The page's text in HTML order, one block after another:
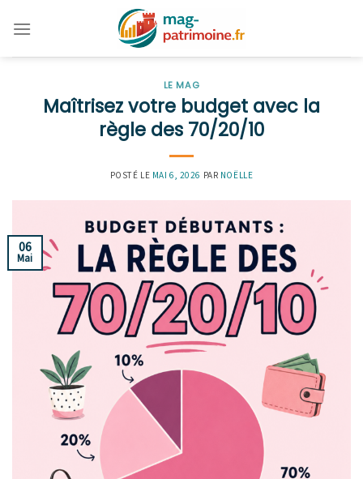
LE MAG
Maîtrisez votre budget avec la
règle des 70/20/10
POSTÉ LE MAI 6, 2026 PAR NOËLLE
06
Mai